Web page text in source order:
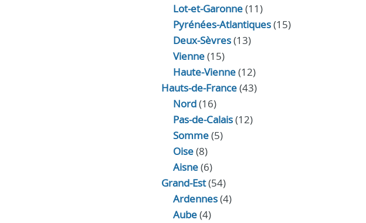
Lot-et-Garonne(11)
Pyrénées-Atlantiques(15)
Deux-Sèvres(13)
Vienne(15)
Haute-Vienne(12)
Hauts-de-France(43)
Nord(16)
Pas-de-Calais(12)
Somme(5)
Oise(8)
Aisne(6)
Grand-Est(54)
Ardennes(4)
Aube(4)